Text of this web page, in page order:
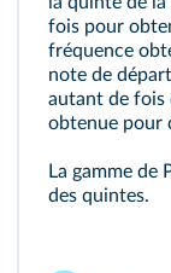
fois pour
fréquence
note de
autant de fois
obtenue pour
La gamme de
des quintes.